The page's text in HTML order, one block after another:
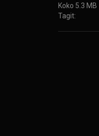
Koko 5.3 MB
Tagit: